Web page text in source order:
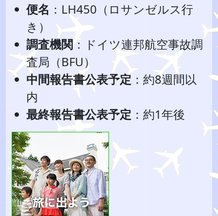
便名 ：LH450（ロサンゼルス行
き）
調査機関 ：ドイツ連邦航空事故調
査局（BFU）
中間報告書公表予定 ：約8週間以
内
最終報告書公表予定 ：約1年後